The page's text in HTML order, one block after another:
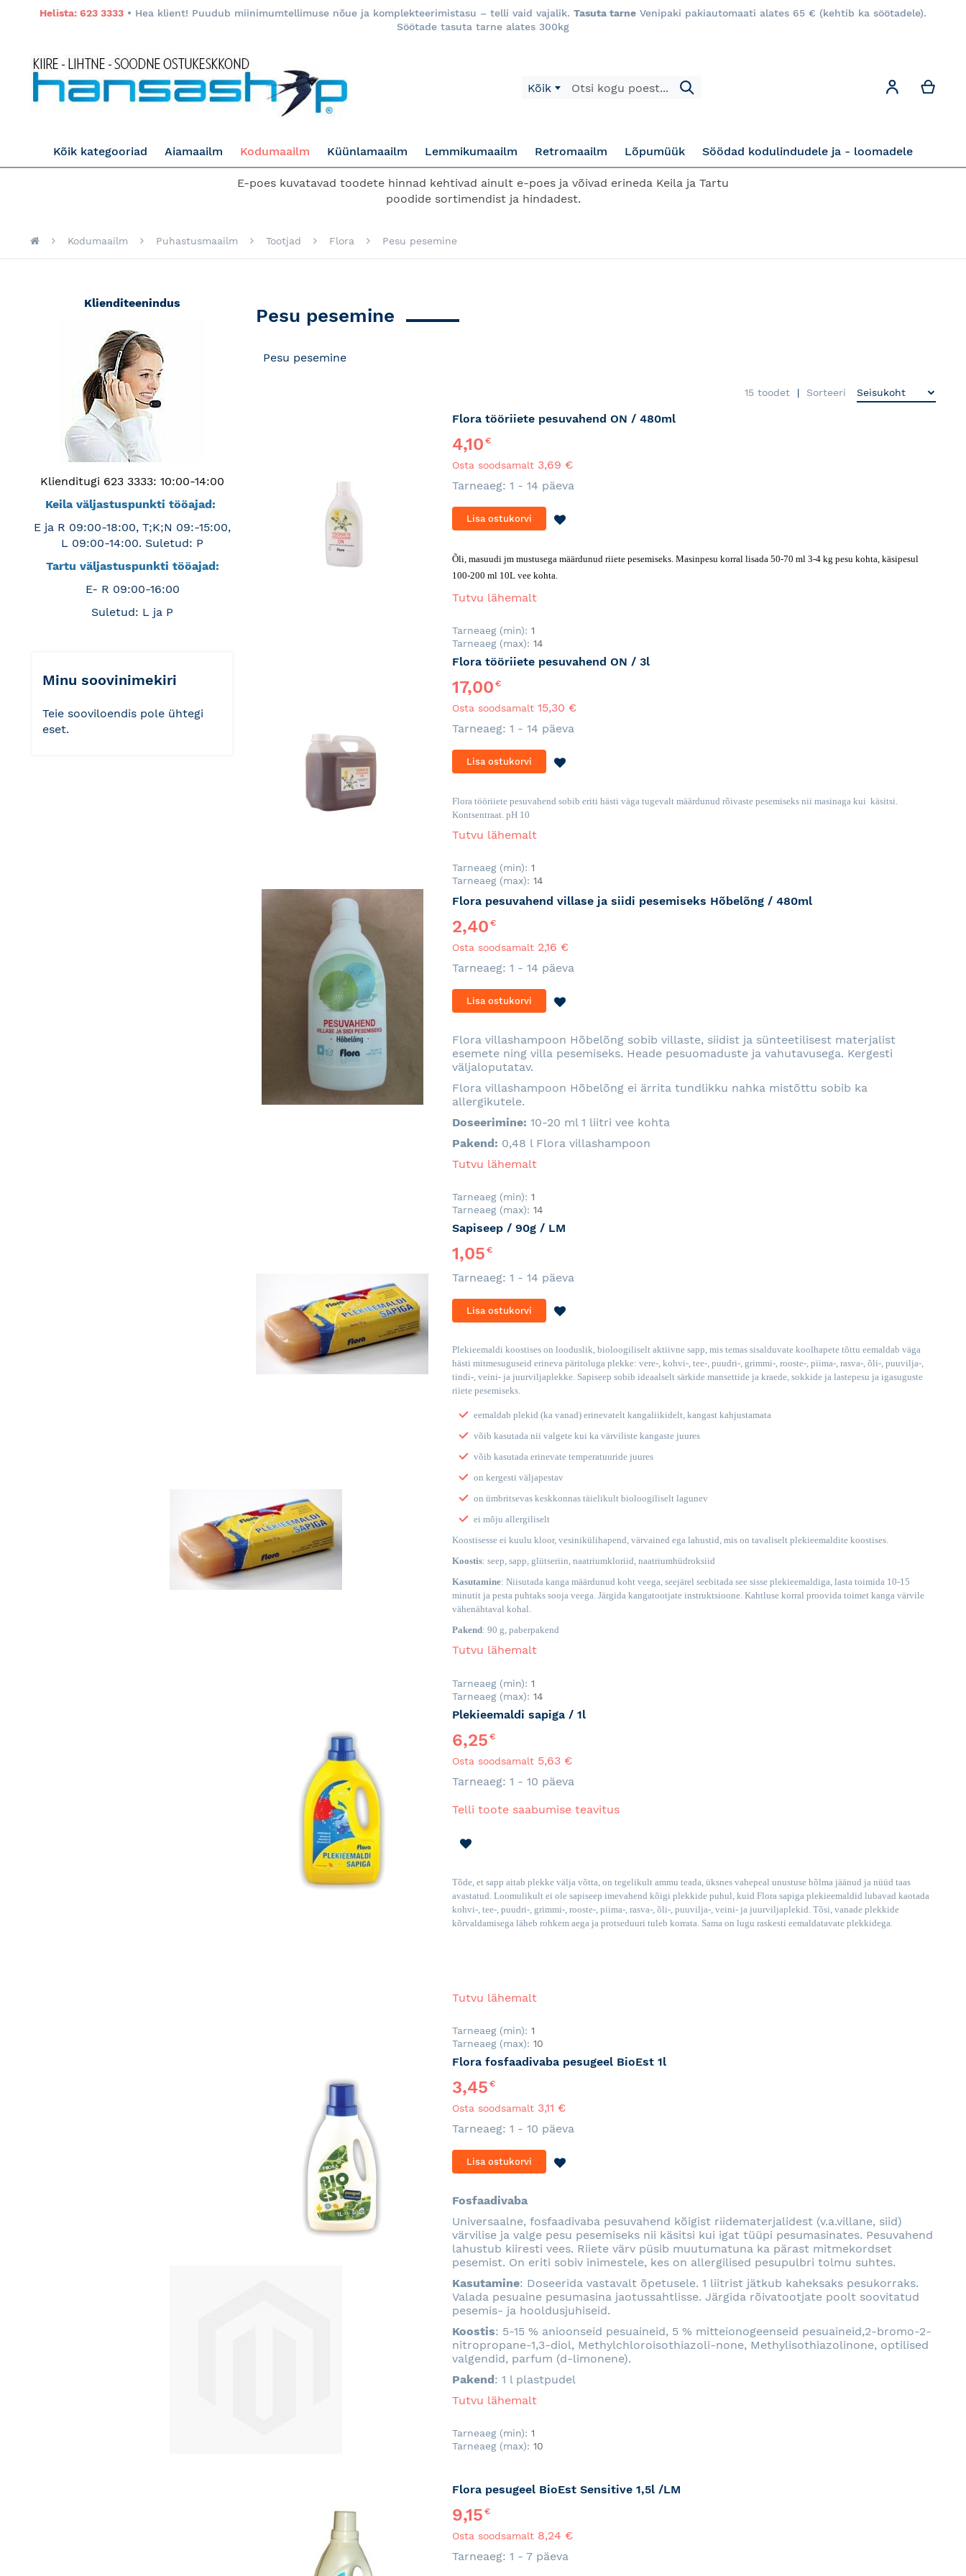
Helista: 623 3333 • Hea klient! Puudub miinimumtellimuse nõue ja komplekteerimistasu – telli vaid vajalik. Tasuta tarne Venipaki pakiautomaati alates 65 € (kehtib ka söötadele).
Söötade tasuta tarne alates 300kg
Kõik
Otsi
Otsi
Minu konto
Kõik kategooriad Aiamaailm Kodumaailm Küünlamaailm Lemmikumaailm Retromaailm Lõpumüük Söödad kodulindudele ja - loomadele
E-poes kuvatavad toodete hinnad kehtivad ainult e-poes ja võivad erineda Keila ja Tartu
poodide sortimendist ja hindadest.
Kodumaailm Puhastusmaailm Tootjad Flora Pesu pesemine
Pesu pesemine
Pesu pesemine
15 toodet Sorteeri
Flora tööriiete pesuvahend ON / 480ml
4,10€
Osta soodsamalt 3,69 €
Tarneaeg: 1 - 14 päeva
Lisa ostukorvi
Õli, masuudi jm mustusega määrdunud riiete pesemiseks. Masinpesu korral lisada 50-70 ml 3-4 kg pesu kohta, käsipesul
100-200 ml 10L vee kohta.
Tutvu lähemalt
Tarneaeg (min): 1
Tarneaeg (max): 14
Flora tööriiete pesuvahend ON / 3l
17,00€
Osta soodsamalt 15,30 €
Tarneaeg: 1 - 14 päeva
Lisa ostukorvi
Flora tööriiete pesuvahend sobib eriti hästi väga tugevalt määrdunud rõivaste pesemiseks nii masinaga kui käsitsi.
Kontsentraat. pH 10
Tutvu lähemalt
Tarneaeg (min): 1
Tarneaeg (max): 14
Flora pesuvahend villase ja siidi pesemiseks Hõbelõng / 480ml
2,40€
Osta soodsamalt 2,16 €
Tarneaeg: 1 - 14 päeva
Lisa ostukorvi
Flora villashampoon Hõbelõng sobib villaste, siidist ja sünteetilisest materjalist
esemete ning villa pesemiseks. Heade pesuomaduste ja vahutavusega. Kergesti
väljaloputatav.
Flora villashampoon Hõbelõng ei ärrita tundlikku nahka mistõttu sobib ka
allergikutele.
Doseerimine:10-20 ml 1 liitri vee kohta
Pakend: 0,48 l Flora villashampoon
Tutvu lähemalt
Tarneaeg (min): 1
Tarneaeg (max): 14
Sapiseep / 90g / LM
1,05€
Tarneaeg: 1 - 14 päeva
Lisa ostukorvi
Plekieemaldi koostises on looduslik, bioloogiliselt aktiivne sapp, mis temas sisalduvate koolhapete tõttu eemaldab väga
hästi mitmesuguseid erineva päritoluga plekke: vere-, kohvi-, tee-, puudri-, grimmi-, rooste-, piima-, rasva-, õli-, puuvilja-,
tindi-, veini- ja juurviljaplekke. Sapiseep sobib ideaalselt särkide mansettide ja kraede, sokkide ja lastepesu ja igasuguste
riiete pesemiseks.
eemaldab plekid (ka vanad) erinevatelt kangaliikidelt, kangast kahjustamata
võib kasutada nii valgete kui ka värviliste kangaste juures
võib kasutada erinevate temperatuuride juures
on kergesti väljapestav
on ümbritsevas keskkonnas täielikult bioloogiliselt lagunev
ei mõju allergiliselt
Koostisesse ei kuulu kloor, vesinikülihapend, värvained ega lahustid, mis on tavaliselt plekieemaldite koostises.
Koostis: seep, sapp, glütseriin, naatriumkloriid, naatriumhüdroksiid
Kasutamine: Niisutada kanga määrdunud koht veega, seejärel seebitada see sisse plekieemaldiga, lasta toimida 10-15
minutit ja pesta puhtaks sooja veega. Järgida kangatootjate instruktsioone. Kahtluse korral proovida toimet kanga värvile
vähenähtaval kohal.
Pakend: 90 g, paberpakend
Tutvu lähemalt
Tarneaeg (min): 1
Tarneaeg (max): 14
Plekieemaldi sapiga / 1l
6,25€
Osta soodsamalt 5,63 €
Tarneaeg: 1 - 10 päeva
Telli toote saabumise teavitus
Tõde, et sapp aitab plekke välja võtta, on tegelikult ammu teada, üksnes vahepeal unustuse hõlma jäänud ja nüüd taas
avastatud. Loomulikult ei ole sapiseep imevahend kõigi plekkide puhul, kuid Flora sapiga plekieemaldid lubavad kaotada
kohvi-, tee-, puudri-, grimmi-, rooste-, piima-, rasva-, õli-, puuvilja-, veini- ja juurviljaplekid. Tõsi, vanade plekkide
kõrvaldamisega läheb rohkem aega ja protseduuri tuleb korrata. Sama on lugu raskesti eemaldatavate plekkidega.
Tutvu lähemalt
Tarneaeg (min): 1
Tarneaeg (max): 10
Flora fosfaadivaba pesugeel BioEst 1l
3,45€
Osta soodsamalt 3,11 €
Tarneaeg: 1 - 10 päeva
Lisa ostukorvi
Fosfaadivaba
Universaalne, fosfaadivaba pesuvahend kõigist riidematerjalidest (v.a.villane, siid)
värvilise ja valge pesu pesemiseks nii käsitsi kui igat tüüpi pesumasinates. Pesuvahend
lahustub kiiresti vees. Riiete värv püsib muutumatuna ka pärast mitmekordset
pesemist. On eriti sobiv inimestele, kes on allergilised pesupulbri tolmu suhtes.
Kasutamine: Doseerida vastavalt õpetusele. 1 liitrist jätkub kaheksaks pesukorraks.
Valada pesuaine pesumasina jaotussahtlisse. Järgida rõivatootjate poolt soovitatud
pesemis- ja hooldusjuhiseid.
Koostis: 5-15 % anioonseid pesuaineid, 5 % mitteionogeenseid pesuaineid,2-bromo-2-
nitropropane-1,3-diol, Methylchloroisothiazoli-none, Methylisothiazolinone, optilised
valgendid, parfum (d-limonene).
Pakend: 1 l plastpudel
Tutvu lähemalt
Tarneaeg (min): 1
Tarneaeg (max): 10
Flora pesugeel BioEst Sensitive 1,5l /LM
9,15€
Osta soodsamalt 8,24 €
Tarneaeg: 1 - 7 päeva
Klienditeenindus
Klienditugi 623 3333: 10:00-14:00
Keila väljastuspunkti tööajad:
E ja R 09:00-18:00, T;K;N 09:-15:00,
L 09:00-14:00. Suletud: P
Tartu väljastuspunkti tööajad:
E- R 09:00-16:00
Suletud: L ja P
Minu soovinimekiri
Teie sooviloendis pole ühtegi
eset.